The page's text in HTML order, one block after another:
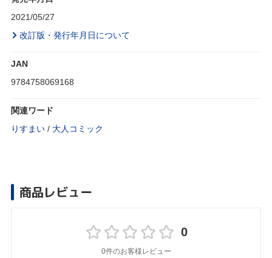
2021/05/27
改訂版・発行年月日について
JAN
9784758069168
関連ワード
りすまい / 大人コミック
商品レビュー
0
0件のお客様レビュー